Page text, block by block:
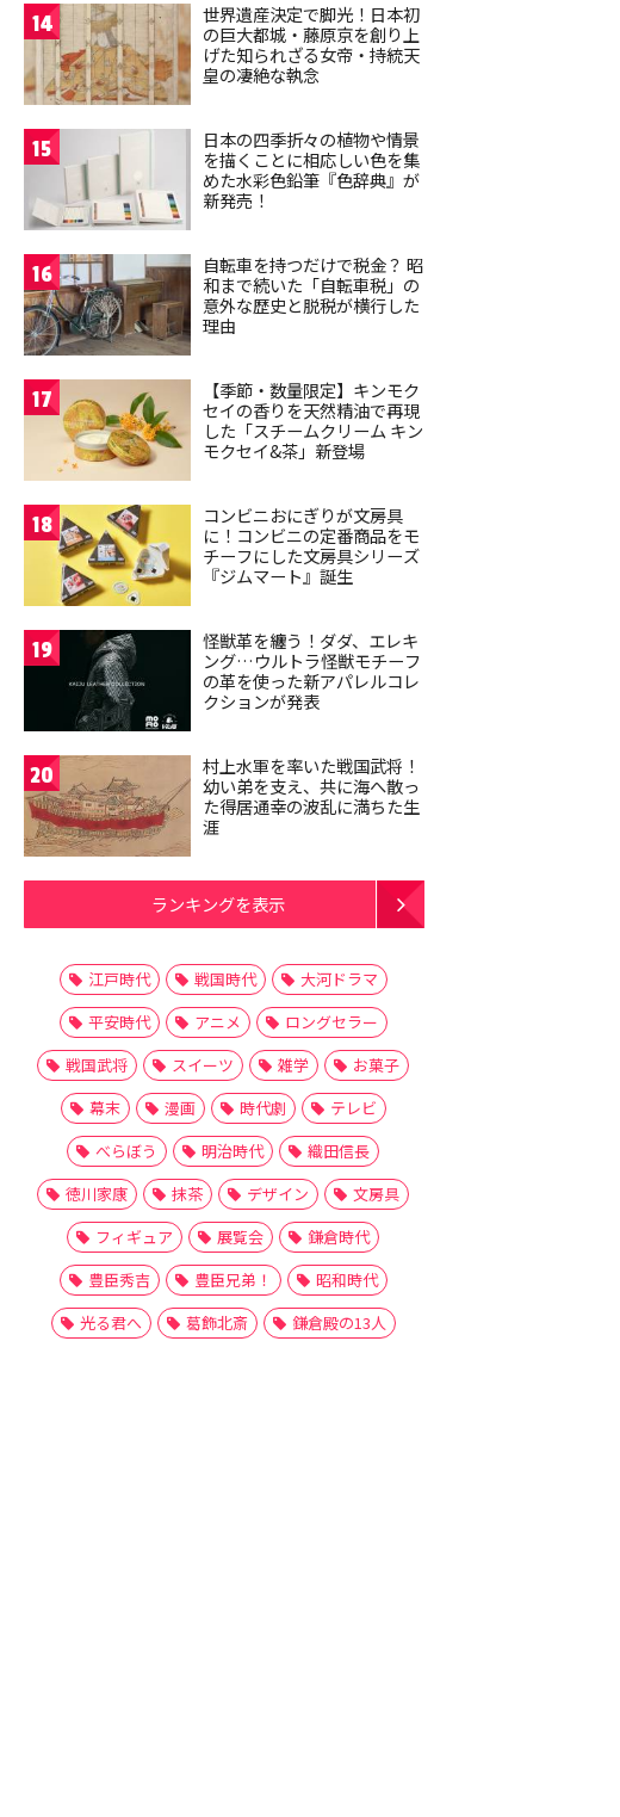
14
世界遺産決定で脚光！日本初
の巨大都城・藤原京を創り上
げた知られざる女帝・持統天
皇の凄絶な執念
15
日本の四季折々の植物や情景
を描くことに相応しい色を集
めた水彩色鉛筆『色辞典』が
新発売！
16
自転車を持つだけで税金？ 昭
和まで続いた「自転車税」の
意外な歴史と脱税が横行した
理由
17
【季節・数量限定】キンモク
セイの香りを天然精油で再現
した「スチームクリーム キン
モクセイ&茶」新登場
18
コンビニおにぎりが文房具
に！コンビニの定番商品をモ
チーフにした文房具シリーズ
『ジムマート』誕生
19
怪獣革を纏う！ダダ、エレキ
ング…ウルトラ怪獣モチーフ
の革を使った新アパレルコレ
クションが発表
20
村上水軍を率いた戦国武将！
幼い弟を支え、共に海へ散っ
た得居通幸の波乱に満ちた生
涯
ランキングを表示
江戸時代 戦国時代
大河ドラマ
平安時代
アニメ
ロングセラー
戦国武将
スイーツ 雑学
お菓子
幕末
漫画 時代劇
テレビ
べらぼう
明治時代
織田信長
徳川家康
抹茶 デザイン
文房具
フィギュア
展覧会
鎌倉時代
豊臣秀吉
豊臣兄弟！
昭和時代
光る君へ
葛飾北斎 鎌倉殿の13人